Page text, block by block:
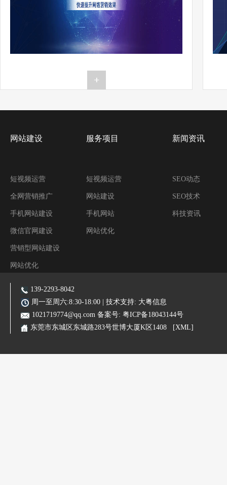
网站建设
短视频运营
全网营销推广
手机网站建设
微信官网建设
营销型网站建设
网站优化
阿里装修运营
服务项目
短视频运营
网站建设
手机网站
网站优化
新闻资讯
SEO动态
SEO技术
科技资讯
主营业务:东莞网站建设|东莞网站优化|东莞SEO优化推广|品牌网站|手机网站|微信小程序|霸屏推广
139-2293-8042
周一至周六:8:30-18:00 | 技术支持: 大粤信息
1021719774@qq.com 备案号: 粤ICP备18043144号
东莞市东城区东城路283号世博大厦K区1408
[XML]